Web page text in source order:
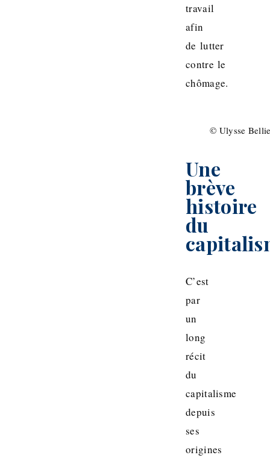
travail
afin
de lutter
contre le
chômage.
© Ulysse
Une
brève
histoire
du
C’est
par
un
long
récit
du
capitalisme
depuis
ses
origines